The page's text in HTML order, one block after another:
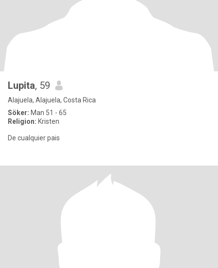
Lupita, 59
Alajuela, Alajuela, Costa Rica
Söker: Man 51 - 65
Religion: Kristen
De cualquier pais